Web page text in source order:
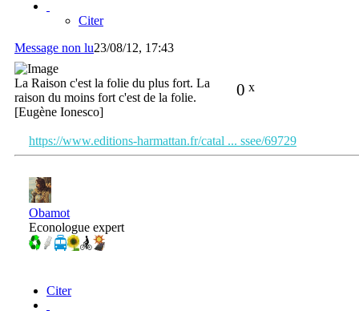
Citer
Message non lu23/08/12, 17:43
0 x
La Raison c'est la folie du plus fort. La
raison du moins fort c'est de la folie.
[Eugène Ionesco]
https://www.editions-harmattan.fr/catal ... ssee/69729
Obamot
Econologue expert
Citer